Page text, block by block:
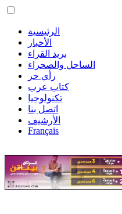
الرئيسية
الأخبار
بريد القراء
الساحل والصحراء
رأي حر
كتاب عرب
تكنولوجيا
اتصل بنا
الأرشيف
Français